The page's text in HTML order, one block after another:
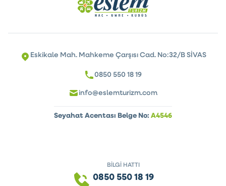
Eskikale Mah. Mahkeme Çarşısı Cad. No:32/B SİVAS
0850 550 18 19
info@eslemturizm.com
Seyahat Acentası Belge No: A4546
BİLGİ HATTI
0850 550 18 19